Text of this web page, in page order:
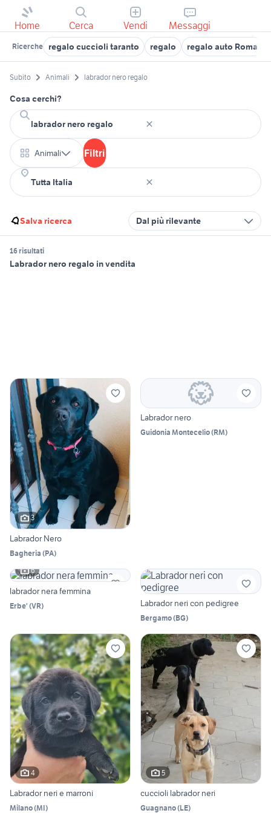
Home Cerca Vendi Messaggi
Ricerche regalo cuccioli taranto regalo regalo auto Roma
Subito Animali labrador nero regalo
Cosa cerchi?
Animali Filtri
Salva ricerca Dal più rilevante
16 risultati
Labrador nero regalo in vendita
3
Labrador Nero
Bagheria (PA)
Labrador nero
Guidonia Montecelio(RM)
6
labrador nera femmina
Erbe' (VR) Labrador neri con pedigree
Bergamo(BG)
4
Labrador neri e marroni
Milano(MI)
5
cuccioli labrador neri
Guagnano(LE)